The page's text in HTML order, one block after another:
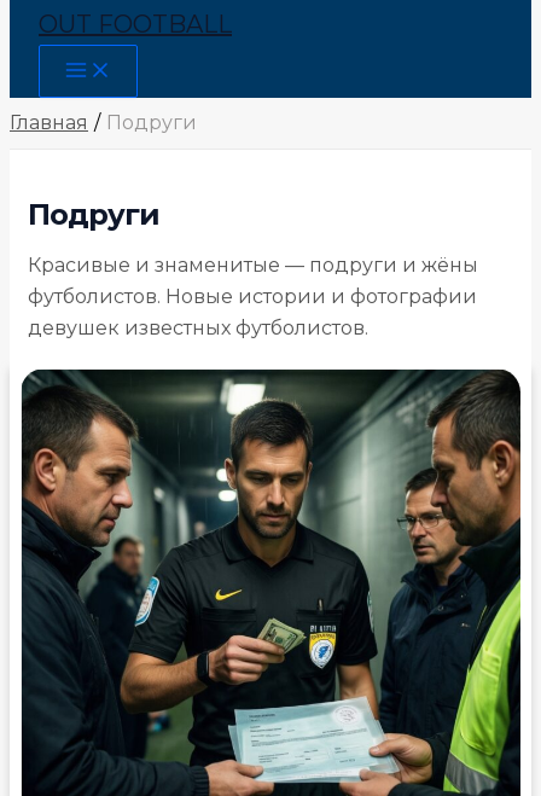
OUT FOOTBALL
Main
Menu
Главная
Подруги
Подруги
Красивые и знаменитые — подруги и жёны
футболистов. Новые истории и фотографии
девушек известных футболистов.